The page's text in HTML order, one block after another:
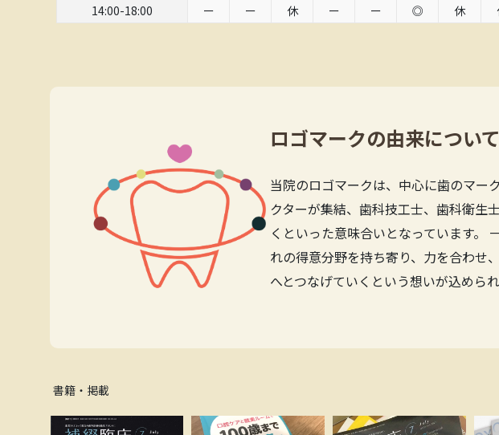
14:00-18:00
ー ー 休 ー ー ◎ 休
ロゴマークの由来について
当院のロゴマークは、中心に歯のマー
クターが集結、歯科技工士、歯科衛生
くといった意味合いとなっています。
れの得意分野を持ち寄り、力を合わせ
へとつなげていくという想いが込められ
書籍・掲載